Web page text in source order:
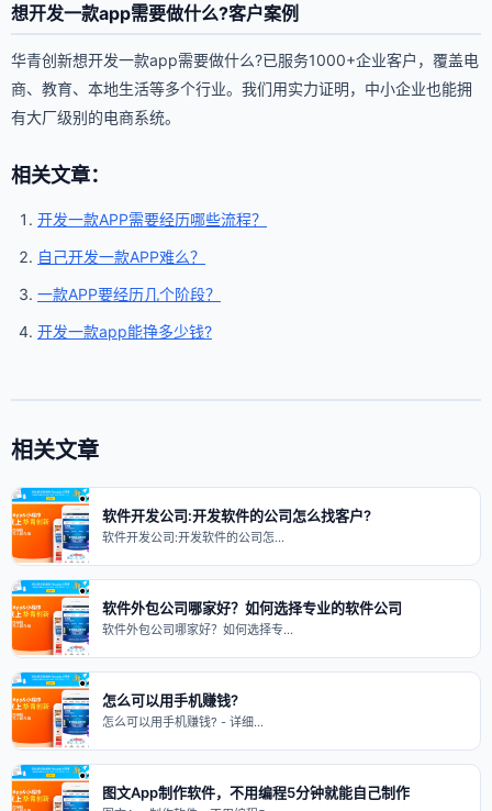
想开发一款app需要做什么?客户案例
华青创新想开发一款app需要做什么?已服务1000+企业客户，覆盖电
商、教育、本地生活等多个行业。我们用实力证明，中小企业也能拥
有大厂级别的电商系统。
相关文章：
开发一款APP需要经历哪些流程？
自己开发一款APP难么？
一款APP要经历几个阶段？
开发一款app能挣多少钱?
相关文章
软件开发公司:开发软件的公司怎么找客户?
软件开发公司:开发软件的公司怎…
软件外包公司哪家好？如何选择专业的软件公司
软件外包公司哪家好？如何选择专…
怎么可以用手机赚钱?
怎么可以用手机赚钱? - 详细…
图文App制作软件，不用编程5分钟就能自己制作